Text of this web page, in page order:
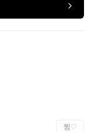
찜